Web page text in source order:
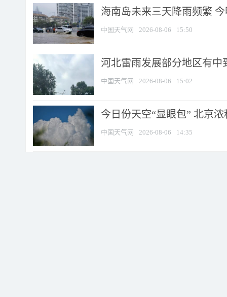
海南岛未来三天降雨频繁
中国天气网 2026-08-06 15:50
河北雷雨发展部分地区有中
中国天气网 2026-08-06 15:02
今日份天空“显眼包” 北京
中国天气网 2026-08-06 14:35